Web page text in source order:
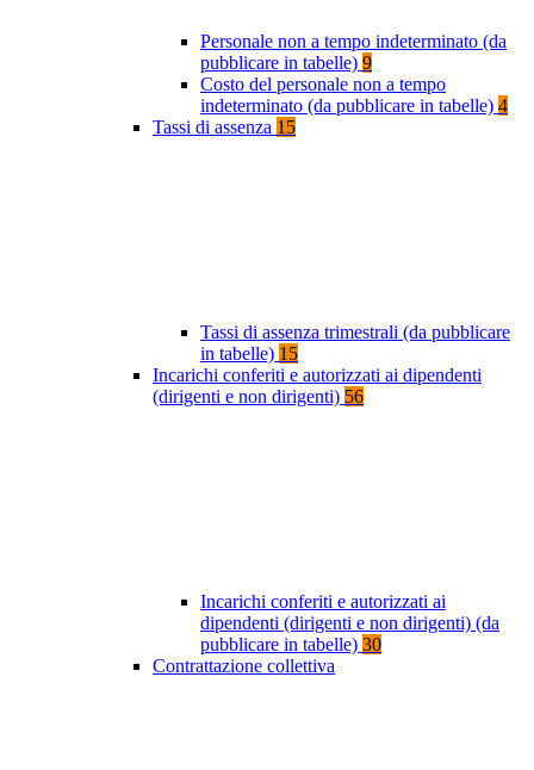
Personale non a tempo indeterminato (da
pubblicare in tabelle) 9
Costo del personale non a tempo
indeterminato (da pubblicare in tabelle) 4
Tassi di assenza 15
Tassi di assenza trimestrali (da pubblicare
in tabelle) 15
Incarichi conferiti e autorizzati ai dipendenti
(dirigenti e non dirigenti) 56
Incarichi conferiti e autorizzati ai
dipendenti (dirigenti e non dirigenti) (da
pubblicare in tabelle) 30
Contrattazione collettiva